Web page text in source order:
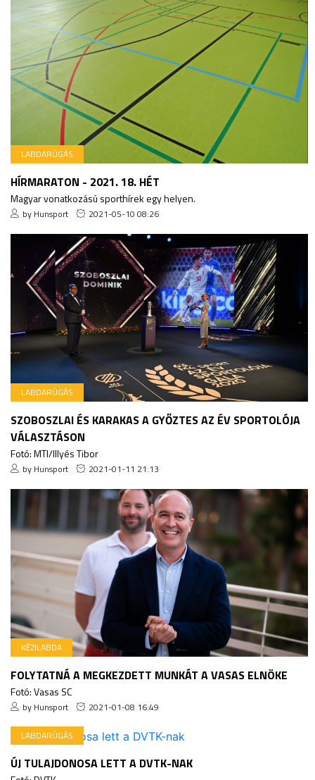
LABDARÚGÁS
HÍRMARATON - 2021. 18. HÉT
Magyar vonatkozású sporthírek egy helyen.
by Hunsport 2021-05-10 08:26
LABDARÚGÁS
SZOBOSZLAI ÉS KARAKAS A GYŐZTES AZ ÉV SPORTOLÓJA
VÁLASZTÁSON
Fotó: MTI/Illyés Tibor
by Hunsport 2021-01-11 21:13
KÉZILABDA
FOLYTATNÁ A MEGKEZDETT MUNKÁT A VASAS ELNÖKE
Fotó: Vasas SC
by Hunsport 2021-01-08 16:49
LABDARÚGÁS
ÚJ TULAJDONOSA LETT A DVTK-NAK